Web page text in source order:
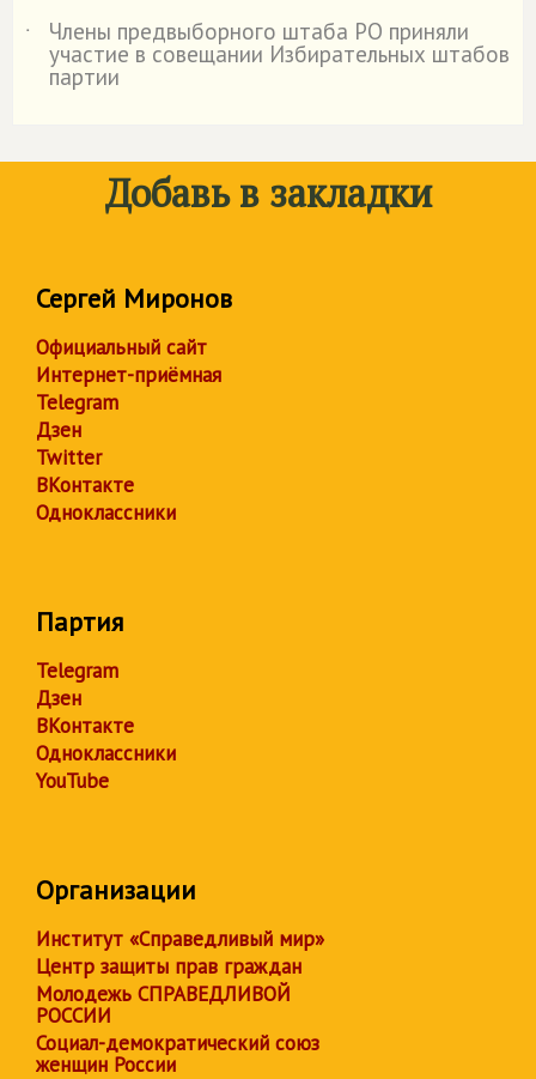
˙
Члены предвыборного штаба РО приняли
участие в совещании Избирательных штабов
партии
Добавь в закладки
Сергей Миронов
Официальный сайт
Интернет-приёмная
Telegram
Дзен
Twitter
ВКонтакте
Одноклассники
Партия
Telegram
Дзен
ВКонтакте
Одноклассники
YouTube
Организации
Институт «Справедливый мир»
Центр защиты прав граждан
Молодежь СПРАВЕДЛИВОЙ
РОССИИ
Социал-демократический союз
женщин России